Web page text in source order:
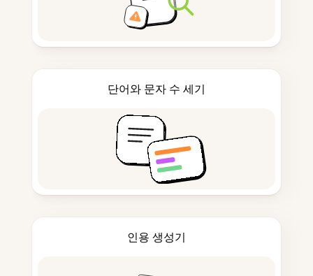
단어와 문자 수 세기
인용 생성기